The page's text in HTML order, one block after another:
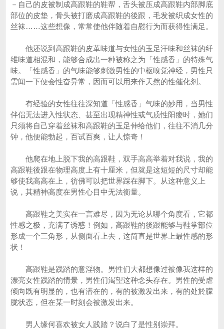
－自己的皮被制成高跟鞋的鞋帮，舌头被压成高跟鞋内部脚底
部位的皮垫，骨头被打磨成高跟鞋的後跟，毛发被织成女性的
丝袜……这些想像，常常使他伴随着自慰行为而获得性满足。
他还说到高跟鞋的皮革味道与女性的玉足汗味和丝袜的纤
维味道相混和，能够合成出一种被称之为「性感香」的特殊气
味。「性感香」的气味能够刺激男性的中枢嗅觉神经，男性只
需闻一下便会性奋异常，因而可以用来作天然的性催化剂。
有经验的女性往往深知道「性感香」气味的妙用，当男性
伴侣无法进入性状态、甚至出现精神性或气质性阳痿时，她们
只须将自己穿着丝袜和高跟鞋的玉足伸给他们，往往不消几分
钟，他便能勃起，百试百爽，让人惊奇！
他爬在地上脱下我的高跟鞋，双手高高举着对我说，我的
高跟鞋後跟在物理高度上有十厘米，但就是这短短的尺寸却能
够使我高高在上，彷佛可以把世界踩在脚下。从这种意义上
说，其精神高度在男性心目中无法衡量。
高跟鞋之美实在一言难尽，因为无论从哪个角度看，它都
性感之极，充满了诱惑！例如，高跟鞋的後跟能够与鞋掌部位
形成一个三角形，从侧面看上去，这简直是世界上最性感的形
状！
高跟鞋是践踏的意淫物。男性们大都想像过被像我这样的
漂亮女性践踏的情景，男性们渴望这种念头存在。男性的受虐
倾向既有明显的，也有潜在的，有的被激发出来，有的处於朦
胧状态，但在某一时刻会被激发出来。
男人缘何喜欢被女人践踏？说白了是性别崇拜。